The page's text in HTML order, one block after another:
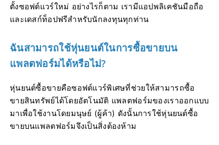
ตั้งซอฟต์แวร์ใหม่ อย่างไรก็ตาม เรามีแอปพลิเคชันมือถือ
และเดสก์ท็อปฟรีสำหรับนักลงทุนทุกท่าน
ฉันสามารถใช้หุ่นยนต์ในการซื้อขายบน
แพลตฟอร์มได้หรือไม่?
หุ่นยนต์ซื้อขายคือซอฟต์แวร์พิเศษที่ช่วยให้สามารถซื้อ
ขายสินทรัพย์ได้โดยอัตโนมัติ แพลตฟอร์มของเราออกแบบ
มาเพื่อใช้งานโดยมนุษย์ (ผู้ค้า) ดังนั้นการใช้หุ่นยนต์ซื้อ
ขายบนแพลตฟอร์มจึงเป็นสิ่งต้องห้าม